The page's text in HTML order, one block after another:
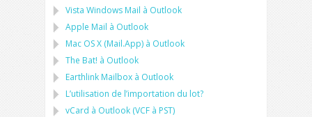
Vista Windows Mail à Outlook
Apple Mail à Outlook
Mac OS X (Mail.App) à Outlook
The Bat! à Outlook
Earthlink Mailbox à Outlook
L’utilisation de l’importation du lot?
vCard à Outlook (VCF à PST)